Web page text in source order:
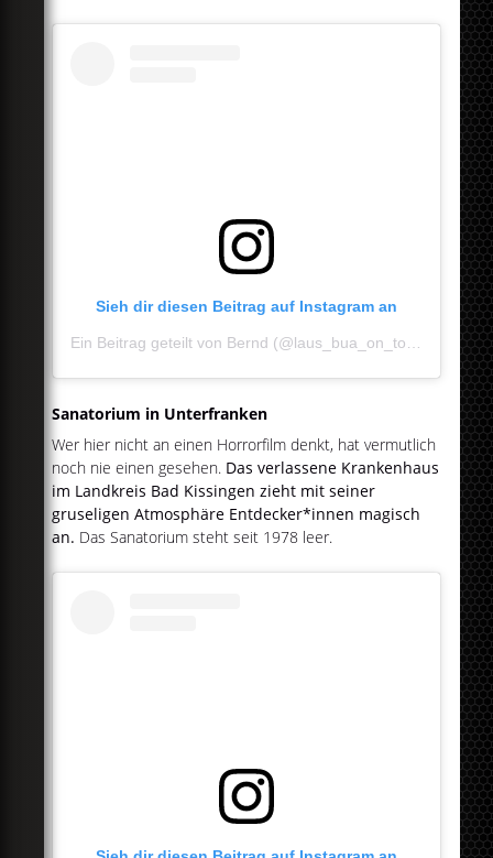
Sieh dir diesen Beitrag auf Instagram an
Sanatorium in Unterfranken
Wer hier nicht an einen Horrorfilm denkt, hat vermutlich
noch nie einen gesehen. Das verlassene Krankenhaus
im Landkreis Bad Kissingen zieht mit seiner
gruseligen Atmosphäre Entdecker*innen magisch
an. Das Sanatorium steht seit 1978 leer.